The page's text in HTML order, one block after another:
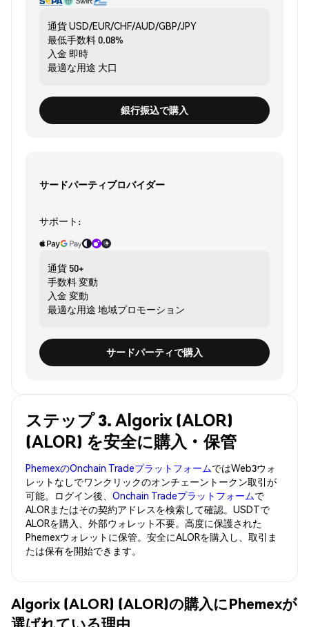
通貨USD/EUR/CHF/AUD/GBP/JPY
最低手数料0.08%
入金 即時
最適な用途 大口
銀行振込で購入
サードパーティプロバイダー
サポート:
通貨 50+
手数料変動
入金 変動
最適な用途 地域プロモーション
サードパーティで購入
ステップ 3. Algorix (ALOR)
(ALOR) を安全に購入・保管
PhemexのOnchain TradeプラットフォームではWeb3ウォ
レットなしでワンクリックのオンチェーントークン取引が
可能。ログイン後、 Onchain Tradeプラットフォームで
ALORまたはその契約アドレスを検索して確認。USDTで
ALORを購入、外部ウォレット不要。高度に保護された
Phemexウォレットに保管。安全にALORを購入し、取引ま
たは保有を開始できます。
Algorix (ALOR) (ALOR)の購入にPhemexが